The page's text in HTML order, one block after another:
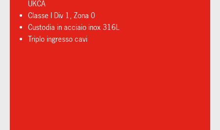
UKCA
Classe I Div 1, Zona 0
Custodia in acciaio inox 316L
Triplo ingresso cavi